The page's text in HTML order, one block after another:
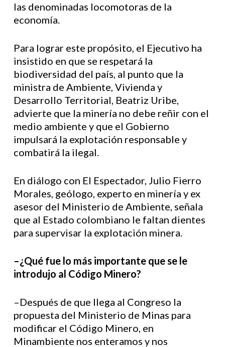
las denominadas locomotoras de la
economía.
Para lograr este propósito, el Ejecutivo ha
insistido en que se respetará la
biodiversidad del país, al punto que la
ministra de Ambiente, Vivienda y
Desarrollo Territorial, Beatriz Uribe,
advierte que la minería no debe reñir con el
medio ambiente y que el Gobierno
impulsará la explotación responsable y
combatirá la ilegal.
En diálogo con El Espectador, Julio Fierro
Morales, geólogo, experto en minería y ex
asesor del Ministerio de Ambiente, señala
que al Estado colombiano le faltan dientes
para supervisar la explotación minera.
–¿Qué fue lo más importante que se le
introdujo al Código Minero?
–Después de que llega al Congreso la
propuesta del Ministerio de Minas para
modificar el Código Minero, en
Minambiente nos enteramos y nos